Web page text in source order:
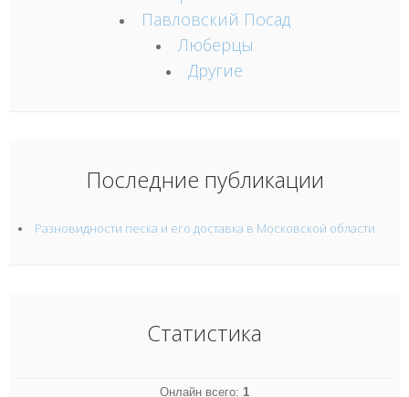
Павловский Посад
Люберцы
Другие
Последние публикации
Разновидности песка и его доставка в Московской области
Статистика
Онлайн всего: 1